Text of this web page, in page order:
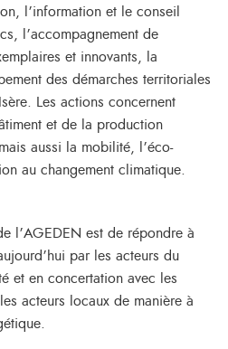
l’information et le conseil
l’accompagnement de
et innovants, la
des démarches territoriales
Les actions concernent
et de la production
aussi la mobilité, l’éco-
au changement climatique.
l’AGEDEN est de répondre à
par les acteurs du
et en concertation avec les
acteurs locaux de manière à